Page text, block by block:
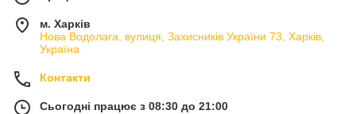
м. Харків
Нова Водолага, вулиця, Захисників України 73, Харків,
Україна
Контакти
Сьогодні працює з 08:30 до 21:00